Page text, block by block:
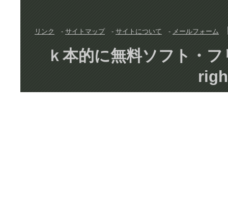
リンク - サイトマップ- サイトについて - メールフォーム
ｋ本的に無料ソフト・